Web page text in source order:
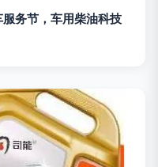
务节，车用柴油科技